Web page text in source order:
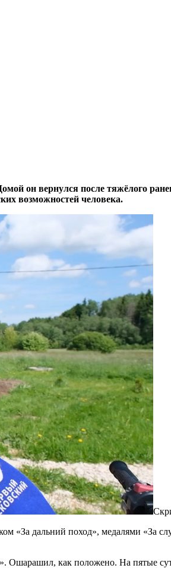
он вернулся после тяжёлого
возможностей человека.
дальний поход», медалями «За
Ошарашил, как положено. На пятые